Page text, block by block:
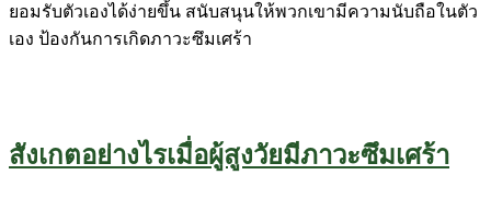
ยอมรับตัวเองได้ง่ายขึ้น สนับสนุนให้พวกเขามีความนับถือในตัว
เอง ป้องกันการเกิดภาวะซึมเศร้า
สังเกตอย่างไรเมื่อผู้สูงวัยมีภาวะซึมเศร้า